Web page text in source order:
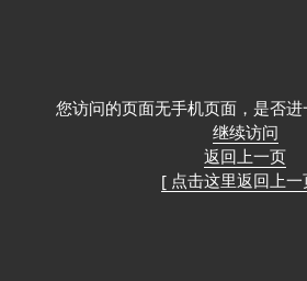
您访问的页面无手机页面，是否进
继续访问
返回上一页
[ 点击这里返回上一